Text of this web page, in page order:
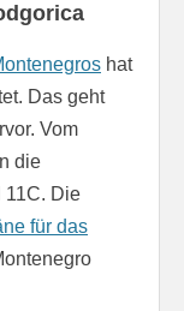
hat
Das geht
Vom
die
11C. Die
für das